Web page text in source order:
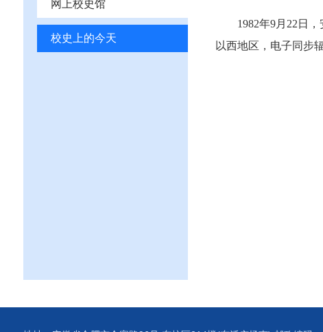
网上校史馆
校史上的今天
1982年9月22日
以西地区，电子同步